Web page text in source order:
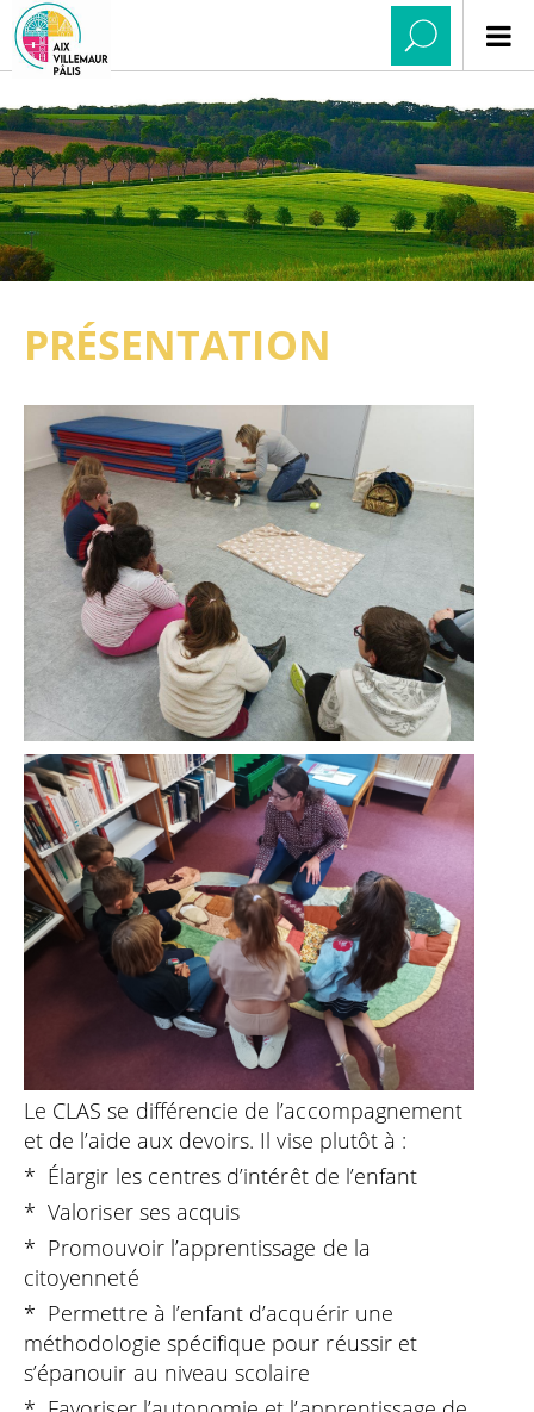
PRÉSENTATION
Le CLAS se différencie de l’accompagnement
et de l’aide aux devoirs. Il vise plutôt à :
* Élargir les centres d’intérêt de l’enfant
* Valoriser ses acquis
* Promouvoir l’apprentissage de la
citoyenneté
* Permettre à l’enfant d’acquérir une
méthodologie spécifique pour réussir et
s’épanouir au niveau scolaire